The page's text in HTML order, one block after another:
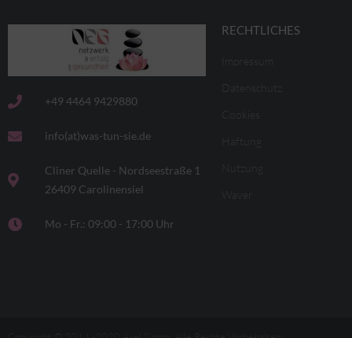
+49 4464 9429880
info(at)was-tun-sie.de
Cliner Quelle - Nordseestraße 1
26409 Carolinensiel
Mo - Fr.: 09:00 - 17:00 Uhr
RECHTLICHES